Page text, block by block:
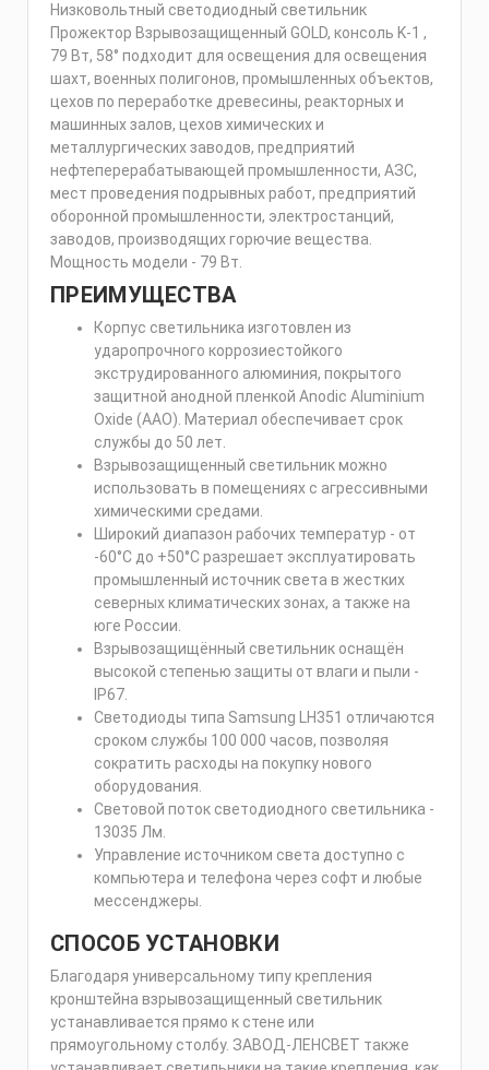
Низковольтный светодиодный светильник
Прожектор Взрывозащищенный GOLD, консоль K-1 ,
79 Вт, 58° подходит для освещения для освещения
шахт, военных полигонов, промышленных объектов,
цехов по переработке древесины, реакторных и
машинных залов, цехов химических и
металлургических заводов, предприятий
нефтеперерабатывающей промышленности, АЗС,
мест проведения подрывных работ, предприятий
оборонной промышленности, электростанций,
заводов, производящих горючие вещества.
Мощность модели - 79 Вт.
ПРЕИМУЩЕСТВА
Корпус светильника изготовлен из
ударопрочного коррозиестойкого
экструдированного алюминия, покрытого
защитной анодной пленкой Anodic Aluminium
Oxide (AAO). Материал обеспечивает срок
службы до 50 лет.
Взрывозащищенный светильник можно
использовать в помещениях с агрессивными
химическими средами.
Широкий диапазон рабочих температур - от
-60°С до +50°С разрешает эксплуатировать
промышленный источник света в жестких
северных климатических зонах, а также на
юге России.
Взрывозащищённый светильник оснащён
высокой степенью защиты от влаги и пыли -
IP67.
Светодиоды типа Samsung LH351 отличаются
сроком службы 100 000 часов, позволяя
сократить расходы на покупку нового
оборудования.
Световой поток светодиодного светильника -
13035 Лм.
Управление источником света доступно с
компьютера и телефона через софт и любые
мессенджеры.
СПОСОБ УСТАНОВКИ
Благодаря универсальному типу крепления
кронштейна взрывозащищенный светильник
устанавливается прямо к стене или
прямоугольному столбу. ЗАВОД-ЛЕНСВЕТ также